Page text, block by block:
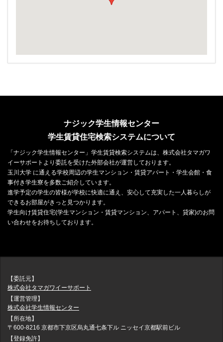
ナジック学生情報センター
学生賃貸住宅検索システムについて
「ナジック学生情報センター」学生賃貸検索システムは、株式会社タマガワ
イーサポートより委託を受けた外部会社が運営しております。
玉川大学 に通える学校周辺の学生マンション・賃貸アパート・学生会館・食
事付き学生寮を多数ご紹介しています。
進学予定の学生の皆様が学校に快適に通え、安心して充実した一人暮らしが
できるお部屋がきっと見つかります。
学生向け賃貸住宅(学生マンション・賃貸マンション、アパート、貸家)のお問
い合わせをお待ちしております。
【委託元】
株式会社タマガワイーサポート
【運営管理】
株式会社学生情報センター
【所在地】
〒600-8216 京都市下京区烏丸通七条下ル ニッセイ京都駅前ビル
【登録免許】